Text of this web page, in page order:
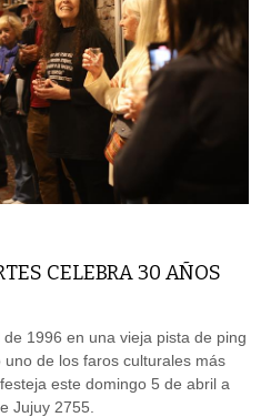
CELEBRA 30 AÑOS
1996 en una vieja pista de ping
de los faros culturales más
este domingo 5 de abril a
Jujuy 2755.